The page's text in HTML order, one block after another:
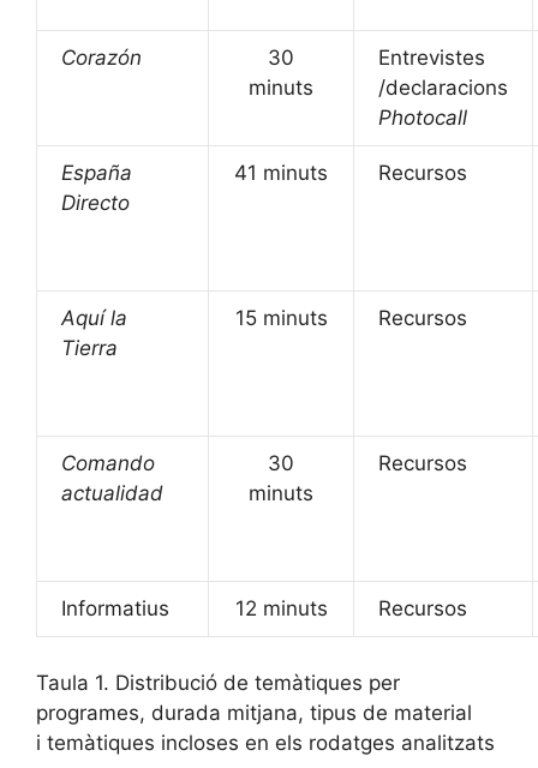
Corazón
30
minuts
Entrevistes
/declaracions
Photocall
España
Directo
41 minuts Recursos
Aquí la
Tierra
15 minuts Recursos
Comando
actualidad
30
minuts
Recursos
Informatius 12 minuts Recursos
Taula 1. Distribució de temàtiques per
programes, durada mitjana, tipus de material
i temàtiques incloses en els rodatges analitzats